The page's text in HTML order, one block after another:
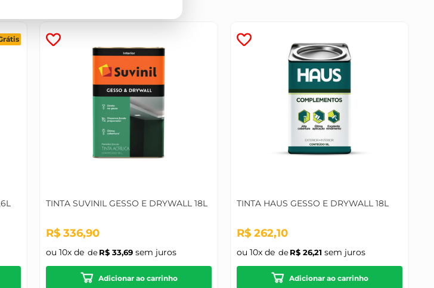
TINTA SUVINIL GESSO E DRYWALL 18L
R$ 336,90
ou 10x de R$ 33,69 sem juros
Adicionar ao carrinho
TINTA HAUS GESSO E DRYWALL 18L
R$ 262,10
ou 10x de R$ 26,21 sem juros
Adicionar ao carrinho